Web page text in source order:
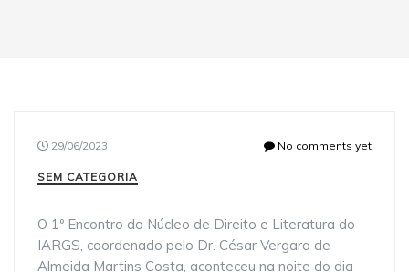
No comments yet
29/06/2023
SEM CATEGORIA
O 1º Encontro do Núcleo de Direito e Literatura do
IARGS, coordenado pelo Dr. César Vergara de
Almeida Martins Costa, aconteceu na noite do dia